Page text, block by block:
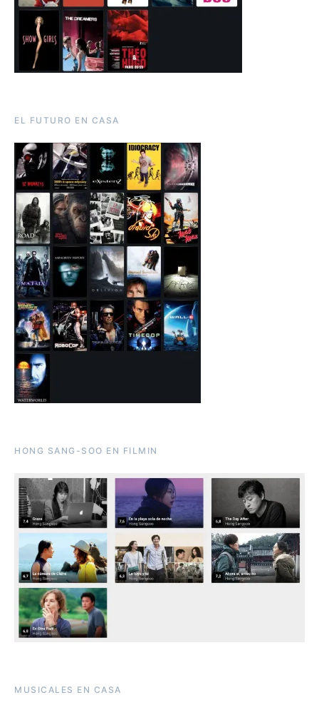
EL FUTURO EN CASA
HONG SANG-SOO EN FILMIN
MUSICALES EN CASA